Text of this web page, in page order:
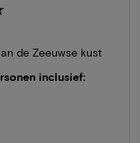
de Zeeuwse kust
inclusief: